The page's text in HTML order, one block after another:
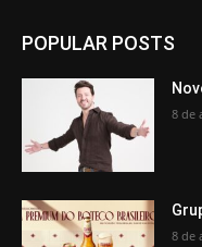
POPULAR POSTS
8 de
8 de